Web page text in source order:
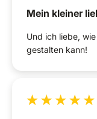
Mein kleiner
Und ich liebe,
gestalten kann!